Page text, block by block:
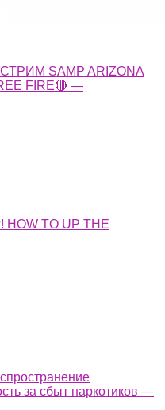
SAMP ARIZONA
FIRE🔴 —
TO UP THE
за сбыт наркотиков —